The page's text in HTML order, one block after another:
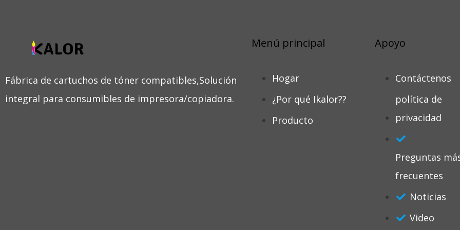
Fábrica de cartuchos de tóner compatibles,Solución
integral para consumibles de impresora/copiadora.
Menú principal
Hogar
¿Por qué Ikalor??
Producto
Apoyo
Contáctenos
política de
privacidad
Preguntas
frecuentes
Noticias
Video